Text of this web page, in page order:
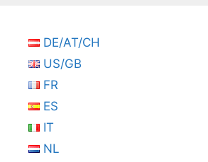
DE/AT/CH
US/GB
FR
ES
IT
NL